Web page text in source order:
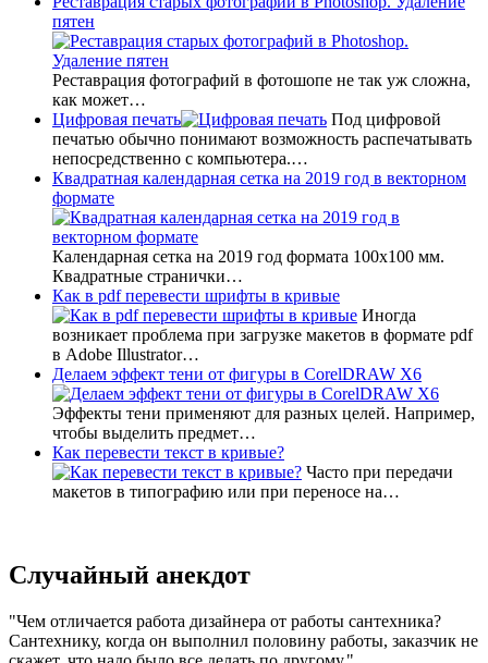
пятен
Реставрация фотографий в фотошопе не так уж сложна,
как может…
Цифровая печать
Под цифровой
печатью обычно понимают возможность распечатывать
непосредственно с компьютера.…
Квадратная календарная сетка на 2019 год в векторном
формате
Календарная сетка на 2019 год формата 100х100 мм.
Квадратные странички…
Как в pdf перевести шрифты в кривые
Иногда
возникает проблема при загрузке макетов в формате pdf
в Adobe Illustrator…
Делаем эффект тени от фигуры в CorelDRAW X6
Эффекты тени применяют для разных целей. Например,
чтобы выделить предмет…
Как перевести текст в кривые?
Часто при передачи
макетов в типографию или при переносе на…
Случайный анекдот
Чем отличается работа дизайнера от работы сантехника?
Сантехнику, когда он выполнил половину работы, заказчик не